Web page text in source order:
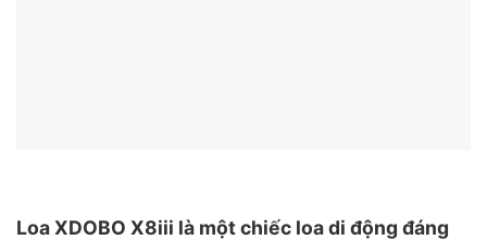
Loa XDOBO X8iii là một chiếc loa di động đáng